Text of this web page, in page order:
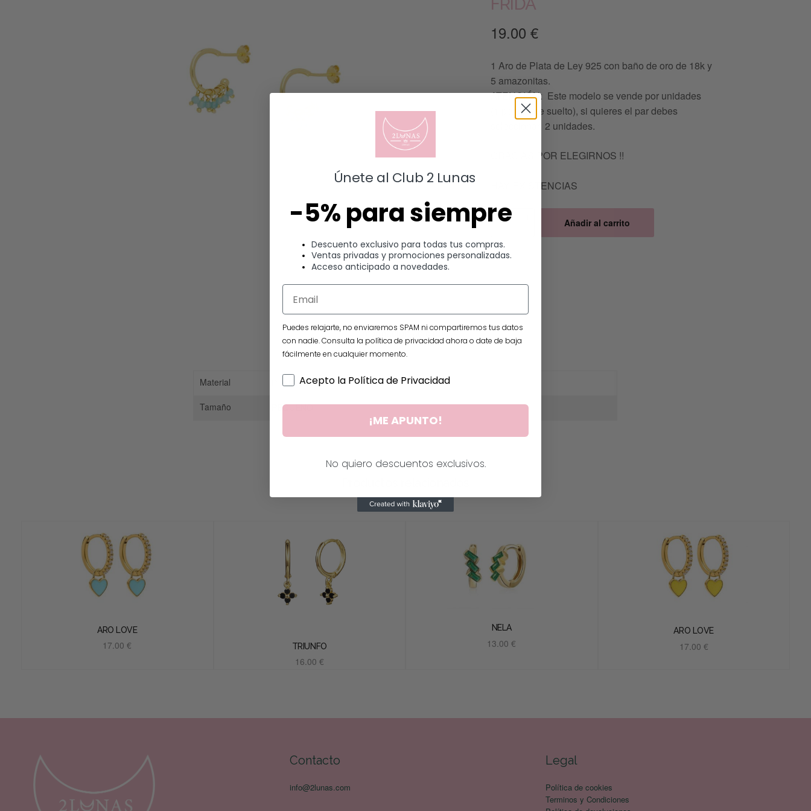
19.00€
1 Aro de Plata de Ley 925 con baño de oro de 18k y
5 amazonitas.
ATENCIÓN: Este modelo se vende por unidades
(1 pendiente suelto), si quieres el par debes
seleccionar 2 unidades.
GRACIAS POR ELEGIRNOS !!
HAY EXISTENCIAS
Añadir al carrito
Información adicional
Material
PLATA DO
Tamaño
PEQUEÑO
ARO LOVE
17.00€
TRIUNFO
16.00 €
NELA
13.00€
ARO LOVE
17.00 €
Contacto
info@2lunas.com
Legal
Política de cookies
Terminos y Condiciones
Únete al Club 2 Lunas
-5% para siempre
Descuento exclusivo para todas tus compras.
Ventas privadas y promociones personalizadas.
Acceso anticipado a novedades.
Puedes relajarte, no enviaremos SPAM ni compartiremos tus datos
con nadie. Consulta la política de privacidad ahora o date de baja
fácilmente en cualquier momento.
Acepto la Política de Privacidad
¡ME APUNTO!
No quiero descuentos exclusivos.